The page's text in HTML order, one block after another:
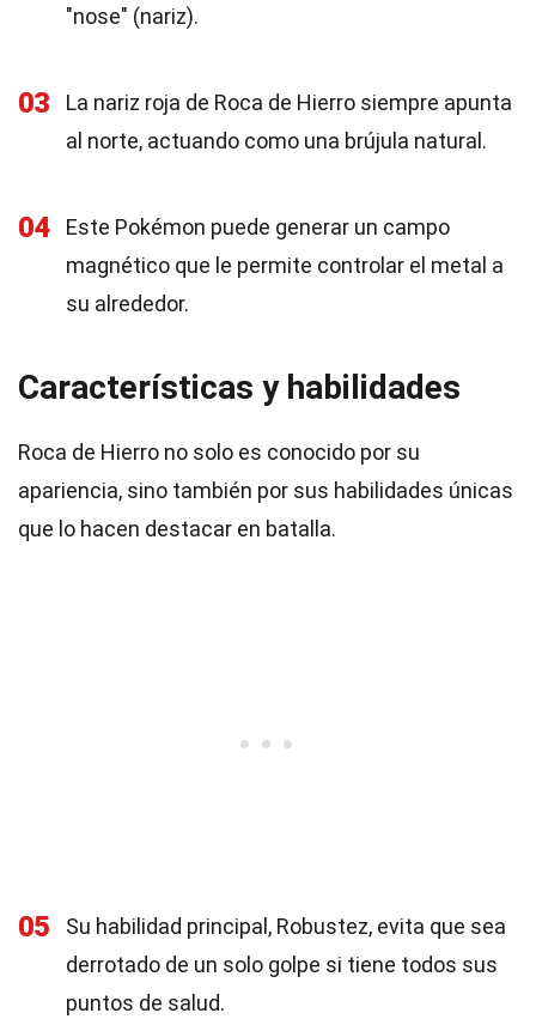
"nose" (nariz).
03
La nariz roja de Roca de Hierro siempre apunta
al norte, actuando como una brújula natural.
04
Este Pokémon puede generar un campo
magnético que le permite controlar el metal a
su alrededor.
Características y habilidades
Roca de Hierro no solo es conocido por su
apariencia, sino también por sus habilidades únicas
que lo hacen destacar en batalla.
05
Su habilidad principal, Robustez, evita que sea
derrotado de un solo golpe si tiene todos sus
puntos de salud.